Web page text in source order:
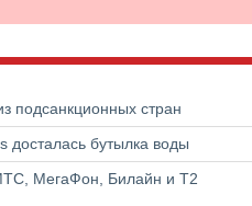
подсанкционных стран
досталась бутылка воды
МегаФон, Билайн и Т2